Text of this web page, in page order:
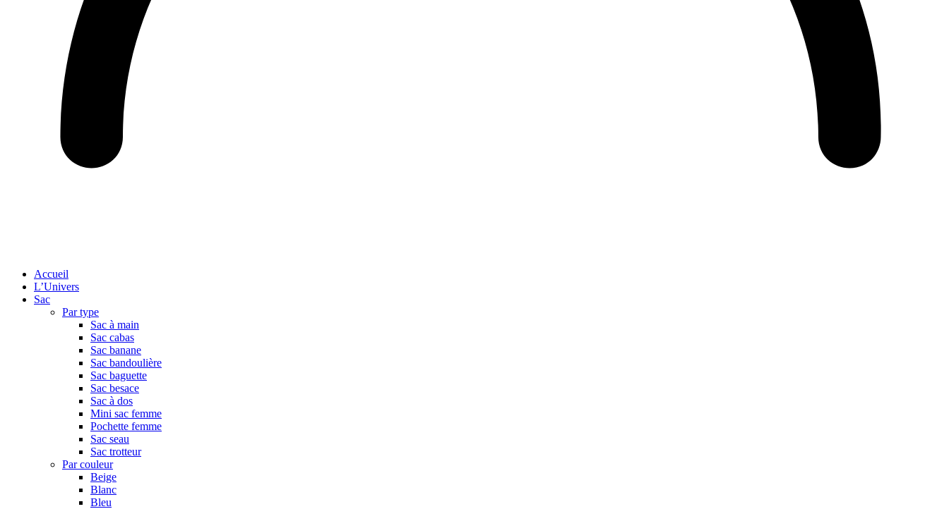
Accueil
L’Univers
Sac
Par type
Sac à main
Sac cabas
Sac banane
Sac bandoulière
Sac baguette
Sac besace
Sac à dos
Mini sac femme
Pochette femme
Sac seau
Sac trotteur
Par couleur
Beige
Blanc
Bleu